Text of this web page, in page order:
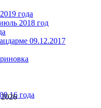
года
2018 год
09.12.2017
года